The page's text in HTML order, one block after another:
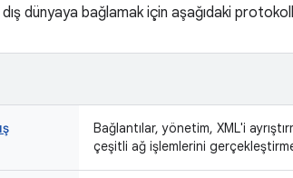
dış dünyaya bağlamak için aşağıdaki
Bağlantılar, yönetim, XML'i
çeşitli ağ işlemlerini